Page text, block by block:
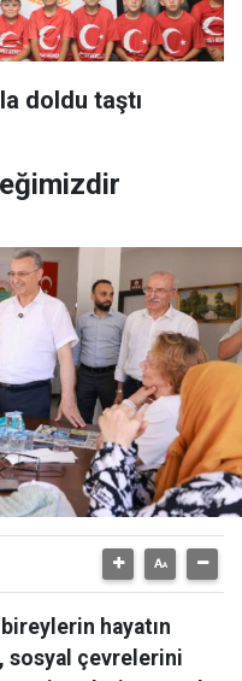
doldu taştı
hayatın
sosyal çevrelerini